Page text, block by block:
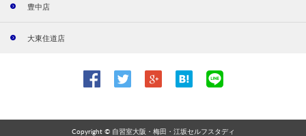
豊中店
大東住道店
Copyright © 自習室大阪・梅田・江坂セルフスタディ